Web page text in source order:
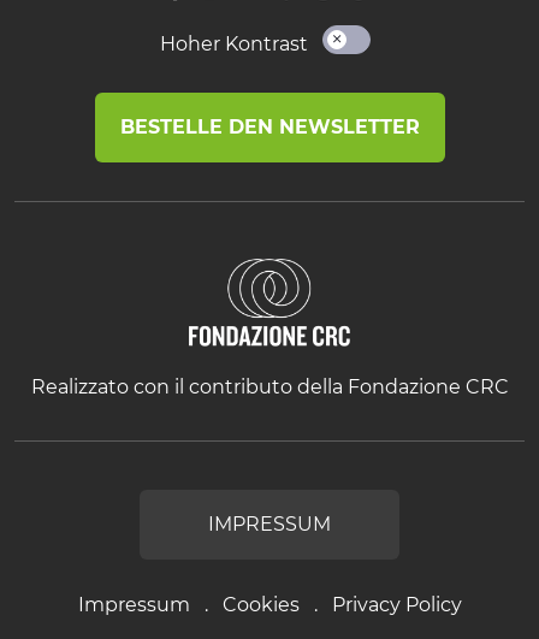
Hoher Kontrast
BESTELLE DEN NEWSLETTER
Realizzato con il contributo della Fondazione CRC
Impressum Cookies Privacy Policy
IMPRESSUM